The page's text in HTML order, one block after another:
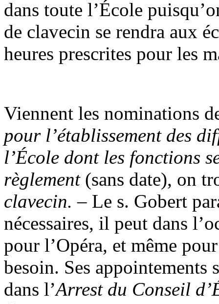
dans toute l’École
de clavecin se rendra aux
heures prescrites pour les
Viennent les nominations
pour l’établissement des
l’École dont les fonctions
règlement(sans date), on
clavecin.– Le s. Gobert
nécessaires, il peut dans
pour l’Opéra, et même
besoin. Ses
dans l’Arrest du Conseil